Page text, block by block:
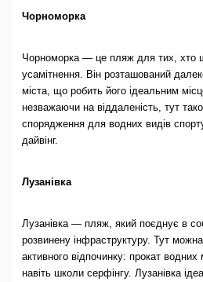
Чорноморка
Чорноморка — це пляж для тих, хто
усамітнення. Він розташований
міста, що робить його ідеальним
незважаючи на віддаленість, тут
спорядження для водних видів
дайвінг.
Лузанівка
Лузанівка — пляж, який поєднує в
розвинену інфраструктуру. Тут
активного відпочинку: прокат водних
навіть школи серфінгу. Лузанівка